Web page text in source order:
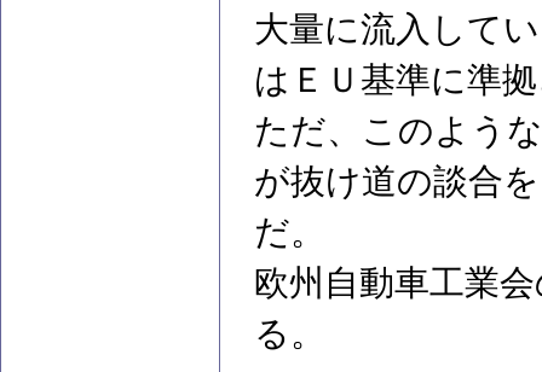
大量に流入して
はＥＵ基準に準
ただ、このよう
が抜け道の談合
だ。
欧州自動車工業
る。